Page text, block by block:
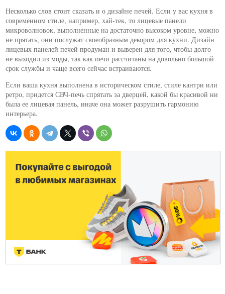
Несколько слов стоит сказать и о дизайне печей. Если у вас кухня в
современном стиле, например, хай-тек, то лицевые панели
микроволновок, выполненные на достаточно высоком уровне, можно
не прятать, они послужат своеобразным декором для кухни. Дизайн
лицевых панелей печей продуман и выверен для того, чтобы долго
не выходил из моды, так как печи рассчитаны на довольно большой
срок службы и чаще всего сейчас встраиваются.
Если ваша кухня выполнена в историческом стиле, стиле кантри или
ретро, придется СВЧ-печь спрятать за дверцей, какой бы красивой ни
была ее лицевая панель, иначе она может разрушить гармонию
интерьера.